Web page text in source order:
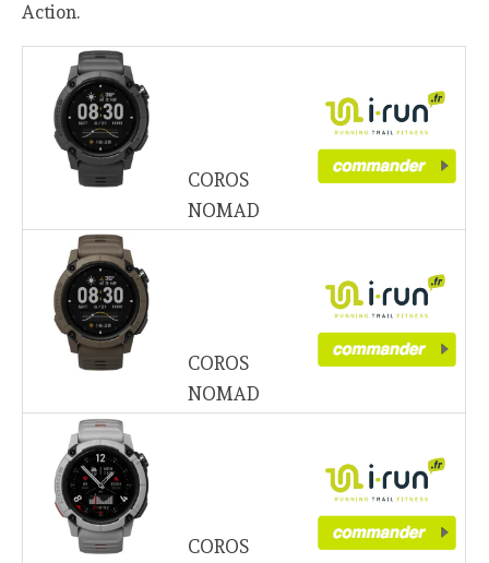
Action.
COROS
NOMAD
COROS
NOMAD
COROS